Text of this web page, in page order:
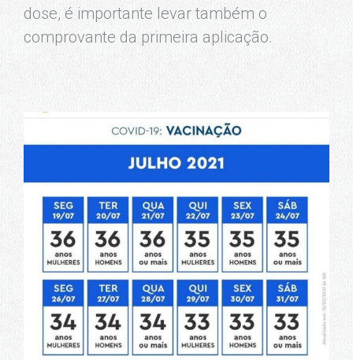
dose, é importante levar também o
comprovante da primeira aplicação.